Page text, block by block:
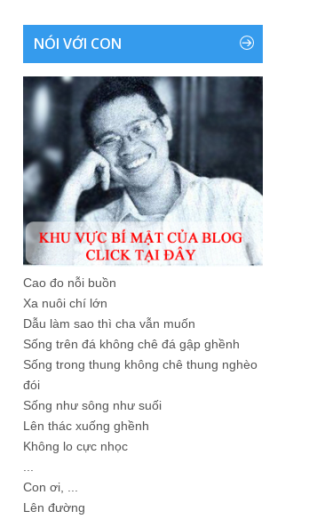
NÓI VỚI CON
Cao đo nỗi buồn
Xa nuôi chí lớn
Dẫu làm sao thì cha vẫn muốn
Sống trên đá không chê đá gập ghềnh
Sống trong thung không chê thung nghèo
đói
Sống như sông như suối
Lên thác xuống ghềnh
Không lo cực nhọc
Con ơi, ...
Lên đường